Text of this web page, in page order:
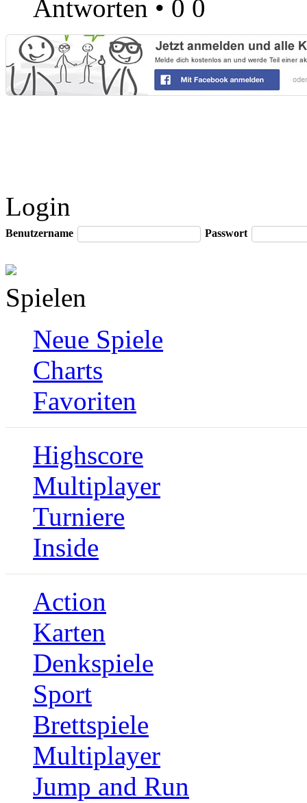
Antworten • 0 0
Login
Benutzername Passwort
Spielen
Neue Spiele
Charts
Favoriten
Highscore
Multiplayer
Turniere
Inside
Action
Karten
Denkspiele
Sport
Brettspiele
Multiplayer
Jump and Run